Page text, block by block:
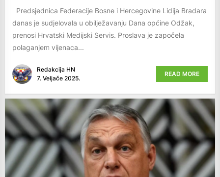
Predsjednica Federacije Bosne i Hercegovine Lidija Bradara
danas je sudjelovala u obilježavanju Dana općine Odžak,
prenosi Hrvatski Medijski Servis. Proslava je započela
polaganjem vijenaca...
Redakcija HN
7. Veljače 2025.
READ MORE